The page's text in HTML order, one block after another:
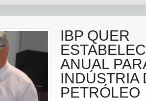
IBP QUER
ANUAL
INDÚSTRIA
PETRÓLEO